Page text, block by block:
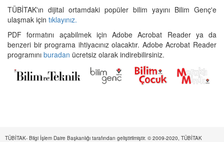
TÜBİTAK'ın dijital ortamdaki popüler bilim yayını Bilim Genç'e
ulaşmak için tıklayınız.
PDF formatını açabilmek için Adobe Acrobat Reader ya da
benzeri bir programa ihtiyacınız olacaktır. Adobe Acrobat Reader
programını buradan ücretsiz olarak indirebilirsiniz.
TÜBİTAK- Bilgi İşlem Daire Başkanlığı tarafından geliştirilmiştir. © 2009-2020, TÜBİTAK